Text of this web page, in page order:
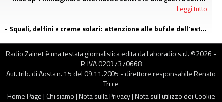
Leggi tutto
- Squali, delfini e creme solari: attenzione alle bufale dell'estate
Radio Zainet è una testata giornalistica edita da Laboradio s.r.l. ©2026 -
P. IVA 02097370668
Aut. trib. di Aosta n. 15 del 09.11.2005 - direttore responsabile Renato
Truce
Home Page|Chi siamo|Nota sulla Privacy|Nota sull’utilizzo dei Cookie